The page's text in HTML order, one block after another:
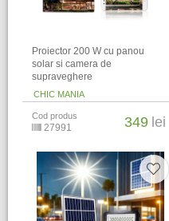
Proiector 200 W cu panou
solar si camera de
supraveghere
CHIC MANIA
Cod produs
27991 349 lei